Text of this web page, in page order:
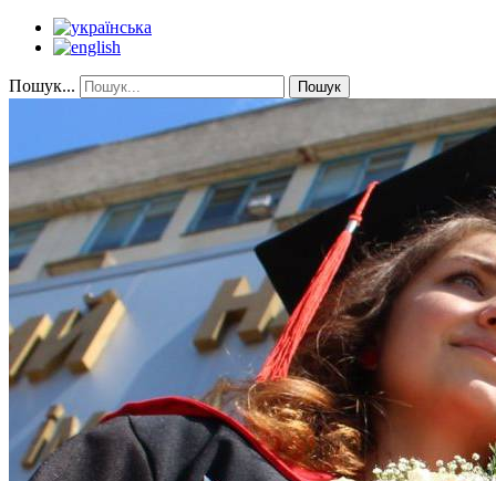
Пошук... Пошук